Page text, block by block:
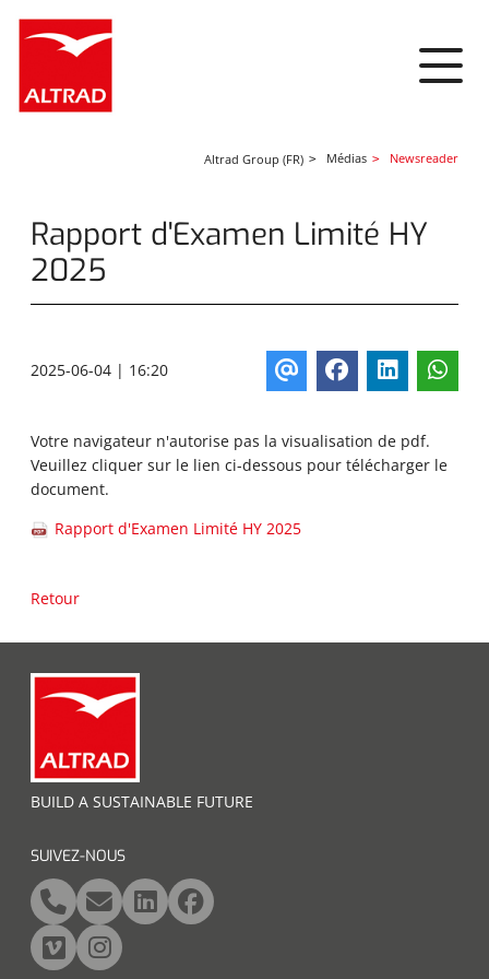
Altrad Group (FR) Médias Newsreader
Rapport d'Examen Limité HY
2025
2025-06-04 | 16:20
Votre navigateur n'autorise pas la visualisation de pdf.
Veuillez cliquer sur le lien ci-dessous pour télécharger le
document.
Rapport d'Examen Limité HY 2025
Retour
BUILD A SUSTAINABLE FUTURE
SUIVEZ-NOUS